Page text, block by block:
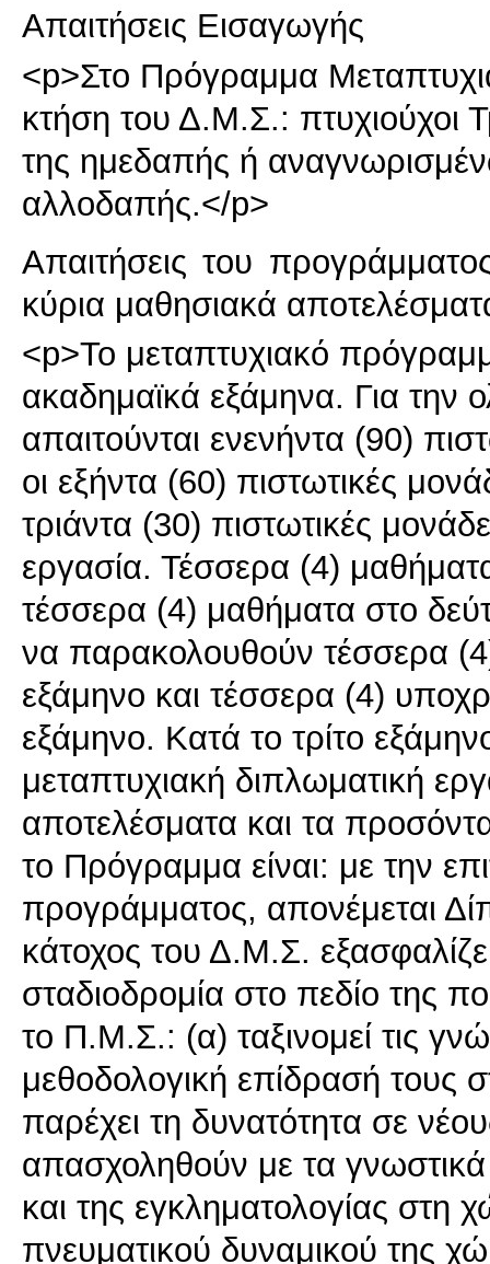
Απαιτήσεις Εισαγωγής
<p>Στο Πρόγραμμα
κτήση του Δ.Μ.Σ.: πτυχιούχοι
της ημεδαπής ή
αλλοδαπής.</p>
Απαιτήσεις του
κύρια μαθησιακά
<p>Το μεταπτυχιακό
ακαδημαϊκά εξάμηνα. Για
απαιτούνται ενενήντα (90)
οι εξήντα (60) πιστωτικές
τριάντα (30) πιστωτικές
εργασία. Τέσσερα (4)
τέσσερα (4) μαθήματα στο
να παρακολουθούν τέσσερα
εξάμηνο και τέσσερα (4)
εξάμηνο. Κατά το τρίτο
μεταπτυχιακή διπλωματική
αποτελέσματα και τα
το Πρόγραμμα είναι: με την
προγράμματος, απονέμεται
κάτοχος του Δ.Μ.Σ.
σταδιοδρομία στο πεδίο της
το Π.Μ.Σ.: (α) ταξινομεί τις
μεθοδολογική επίδρασή τους
παρέχει τη δυνατότητα σε
απασχοληθούν με τα γνωστικά
και της εγκληματολογίας
πνευματικού δυναμικού της